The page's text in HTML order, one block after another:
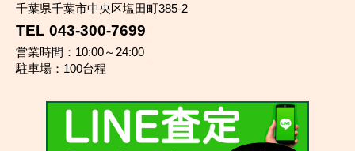
千葉県千葉市中央区塩田町385-2
TEL 043-300-7699
営業時間：10:00～24:00
駐車場：100台程